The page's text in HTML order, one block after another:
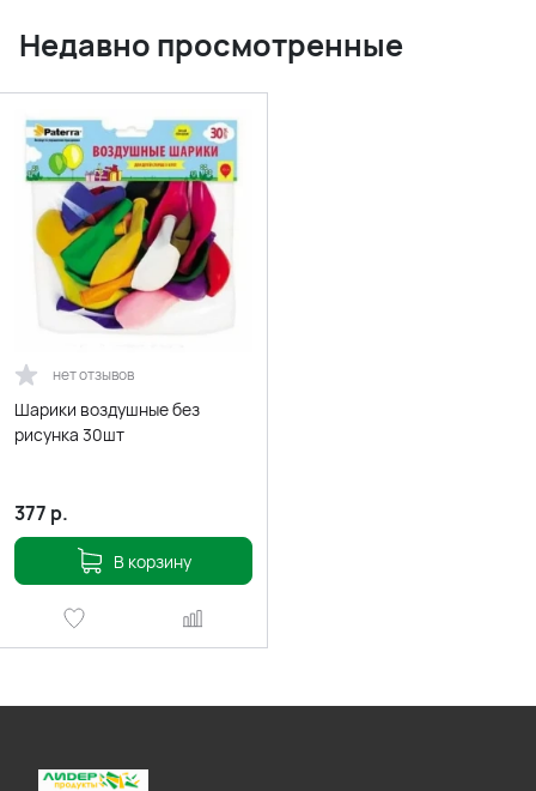
Недавно просмотренные
нет отзывов
Шарики воздушные без
рисунка 30шт
377 р.
В корзину